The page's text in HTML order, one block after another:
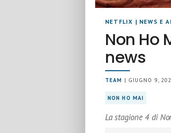
NETFLIX | NEWS E
Non Ho
news
TEAM | GIUGNO 9,
NON HO MAI
La stagione 4 di